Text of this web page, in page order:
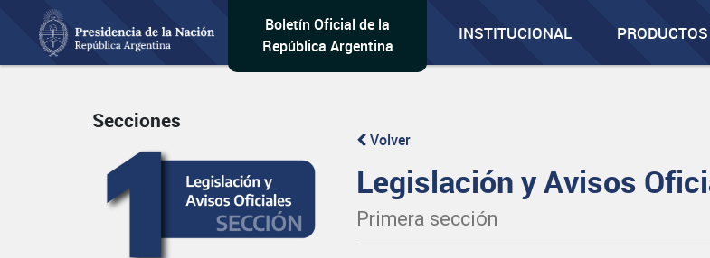
Boletín Oficial de la
República Argentina
INSTITUCIONAL
Secciones
Volver
Legislación y Avisos
Primera sección